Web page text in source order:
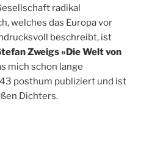
radikal
welches das Europa vor
beschreibt, ist
Zweigs »Die Welt von
mich schon lange
posthum publiziert und ist
Dichters.